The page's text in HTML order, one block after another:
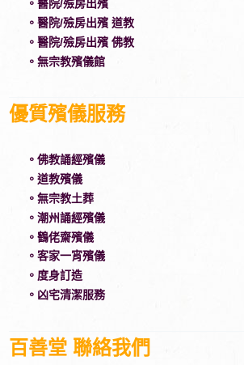
。醫院/殮房出殯
。醫院/殮房出殯 道教
。醫院/殮房出殯 佛教
。無宗教殯儀館
優質殯儀服務
。佛教誦經殯儀
。道教殯儀
。無宗教土葬
。潮州誦經殯儀
。鶴佬齋殯儀
。客家一宵殯儀
。度身訂造
。凶宅清潔服務
百善堂 聯絡我們